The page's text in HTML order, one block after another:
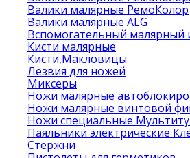
Валики малярные РемоКолор
Валики малярные ALG
Вспомогательный малярный
Кисти малярные
Кисти,Макловицы
Лезвия для ножей
Миксеры
Ножи малярные
Ножи малярные винтовой
Ножи специальные
Паяльники электрические
Стержни